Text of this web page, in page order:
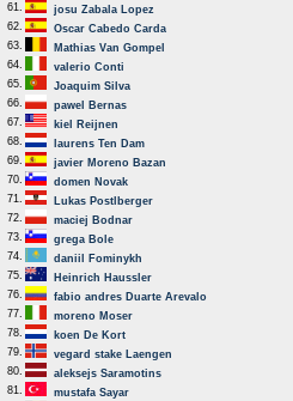
61.
josu Zabala Lopez
62.
Oscar Cabedo Carda
63.
Mathias Van Gompel
64.
valerio Conti
65.
Joaquim Silva
66.
pawel Bernas
67.
kiel Reijnen
68.
laurens Ten Dam
69.
javier Moreno Bazan
70.
domen Novak
71.
Lukas Postlberger
72.
maciej Bodnar
73.
grega Bole
74.
daniil Fominykh
75.
Heinrich Haussler
76.
fabio andres Duarte Arevalo
77.
moreno Moser
78.
koen De Kort
79.
vegard stake Laengen
80.
aleksejs Saramotins
81.
mustafa Sayar